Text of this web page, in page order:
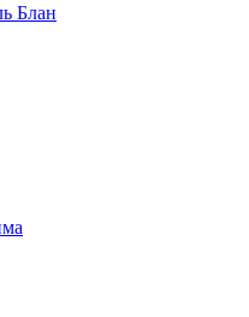
Блан